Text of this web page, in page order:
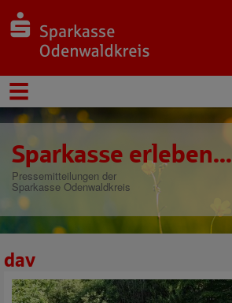
Sparkasse erleben...
Pressemitteilungen der
Sparkasse Odenwaldkreis
dav